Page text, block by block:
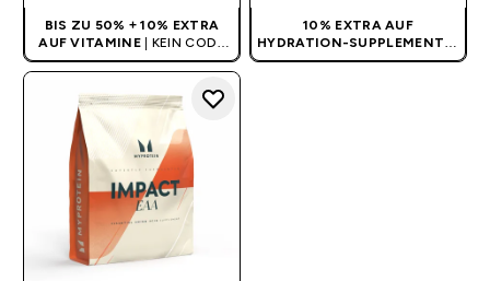
BIS ZU 50% + 10% EXTRA
AUF VITAMINE
| KEIN CODE
BENÖTIGT
10% EXTRA AUF
HYDRATION-SUPPLEMENTE|
KEIN CODE BENÖTIGT